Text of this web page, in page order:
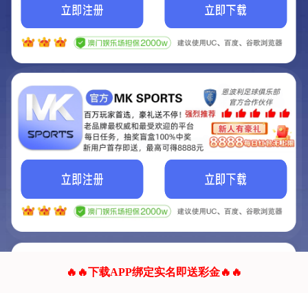
我们的网站正在建设.
它将是非常棒的网站.
联系我们!